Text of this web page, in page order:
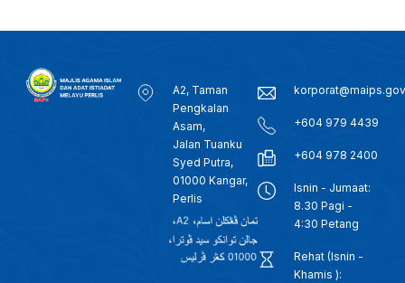
b
k
e
n
s
p
A2, Taman
Pengkalan
Asam,
Jalan Tuanku
Syed Putra,
01000 Kangar,
Perlis
+604 979 4439
+604 978 2400
Isnin - Jumaat:
8.30 Pagi -
4:30 Petang
Rehat (Isnin -
Khamis ):